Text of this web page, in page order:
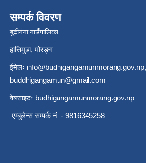
सम्पर्क विवरण
बुढीगंगा गाउँपालिका
हात्तिमुडा, मोरङ्ग
ईमेलः info@budhigangamunmorang.gov.np,
buddhigangamun@gmail.com
वेबसाइटः budhigangamunmorang.gov.np
एम्बुलेन्स सम्पर्क नं. - 9816345258